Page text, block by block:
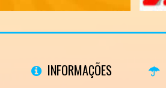
INFORMAÇÕES